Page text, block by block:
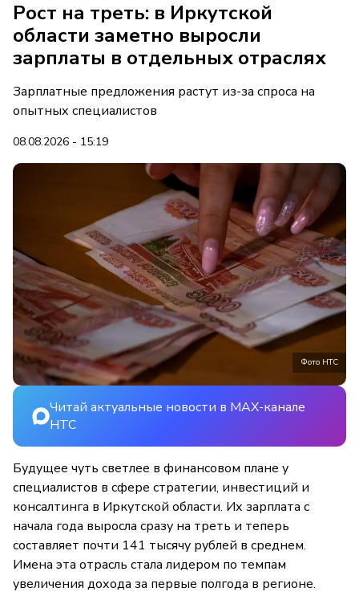
Рост на треть: в Иркутской
области заметно выросли
зарплаты в отдельных отраслях
Зарплатные предложения растут из-за спроса на
опытных специалистов
08.08.2026 - 15:19
Фото НТС
Читай актуальные новости в MAX-канале
НТС
Будущее чуть светлее в финансовом плане у
специалистов в сфере стратегии, инвестиций и
консалтинга в Иркутской области. Их зарплата с
начала года выросла сразу на треть и теперь
составляет почти 141 тысячу рублей в среднем.
Имена эта отрасль стала лидером по темпам
увеличения дохода за первые полгода в регионе.